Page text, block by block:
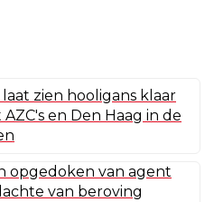
zien hooligans klaar
en Den Haag in de
opgedoken van agent
van beroving